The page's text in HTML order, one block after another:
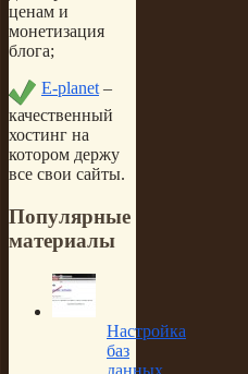
ценам и
монетизация
блога;
E-planet –
качественный
хостинг на
котором держу
все свои сайты.
Популярные
материалы
Настройка
баз
данных